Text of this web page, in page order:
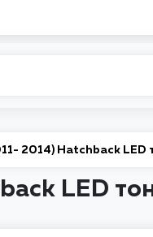
2014) Hatchback LED
LED